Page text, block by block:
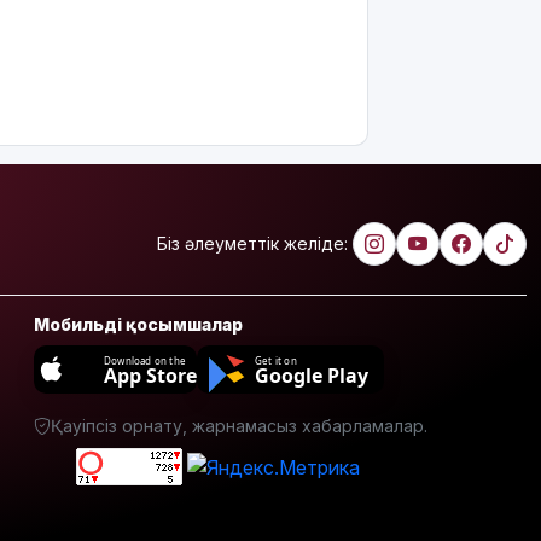
2 мыңнан
астам
бола
алады?
ЕО мен
Украина
АҚШ-тың
Ресейге
Біз әлеуметтік желіде:
Мобильді қосымшалар
Download on the
App Store
Get it on
Google Play
Қауіпсіз орнату, жарнамасыз хабарламалар.